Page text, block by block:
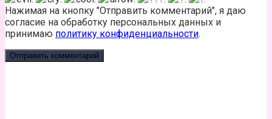
Нажимая на кнопку "Отправить комментарий", я даю
согласие на обработку персональных данных и
принимаю политику конфиденциальности.